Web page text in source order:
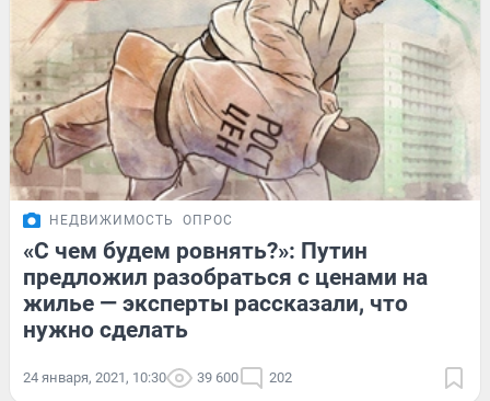
НЕДВИЖИМОСТЬ ОПРОС
«С чем будем ровнять?»: Путин
предложил разобраться с ценами на
жилье — эксперты рассказали, что
нужно сделать
24 января, 2021, 10:30 39 600 202